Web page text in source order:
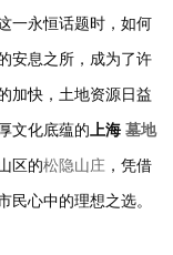
一永恒话题时，如何
安息之所，成为了许
加快，土地资源日益
文化底蕴的上海 墓地
区的松隐山庄，凭借
民心中的理想之选。